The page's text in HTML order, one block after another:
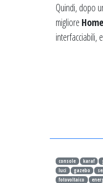
Quindi, dopo
migliore
interfacciabili,
console karaf
luci
gazebo
fotovoltaico